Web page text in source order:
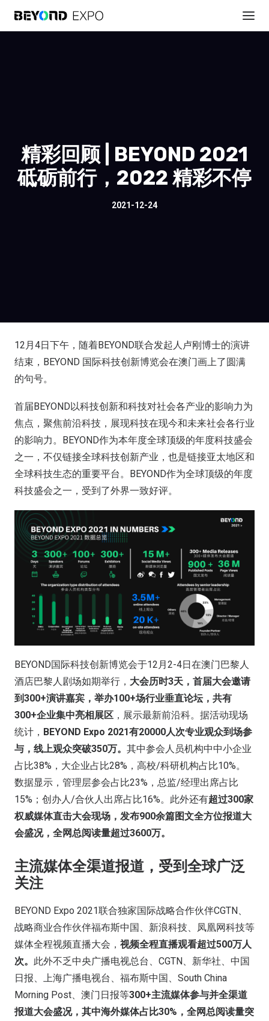
精彩回顾 | BEYOND 2021
砥砺前行，2022 精彩不停
2021-12-24
12月4日下午，随着BEYOND联合发起人卢刚博士的演讲
结束，BEYOND 国际科技创新博览会在澳门画上了圆满
的句号。
首届BEYOND以科技创新和科技对社会各产业的影响力为
焦点，聚焦前沿科技，展现科技在现今和未来社会各行业
的影响力。BEYOND作为本年度全球顶级的年度科技盛会
之一，不仅链接全球科技创新产业，也是链接亚太地区和
全球科技生态的重要平台。BEYOND作为全球顶级的年度
科技盛会之一，受到了外界一致好评。
BEYOND国际科技创新博览会于12月2-4日在澳门巴黎人
酒店巴黎人剧场如期举行， 大会历时3天，首届大会邀请
到300+演讲嘉宾，举办100+场行业垂直论坛，共有
300+企业集中亮相展区 ，展示最新前沿科。据活动现场
统计， BEYOND Expo 2021有20000人次专业观众到场参
与，线上观众突破350万。 其中参会人员机构中中小企业
占比38%，大企业占比28%，高校/科研机构占比10%。
数据显示，管理层参会占比23%，总监/经理出席占比
15%；创办人/合伙人出席占比16%。此外还有超过300家
权威媒体直击大会现场，发布900余篇图文全方位报道大
会盛况，全网总阅读量超过3600万。
主流媒体全渠道报道，受到全球广泛
关注
BEYOND Expo 2021联合独家国际战略合作伙伴CGTN、
战略商业合作伙伴福布斯中国、新浪科技、凤凰网科技等
媒体全程视频直播大会， 视频全程直播观看超过500万人
次。 此外不乏中央广播电视总台、CGTN、新华社、中国
日报、上海广播电视台、福布斯中国、South China
Morning Post、澳门日报等300+主流媒体参与并全渠道
报道大会盛况，其中海外媒体占比30%，全网总阅读量突